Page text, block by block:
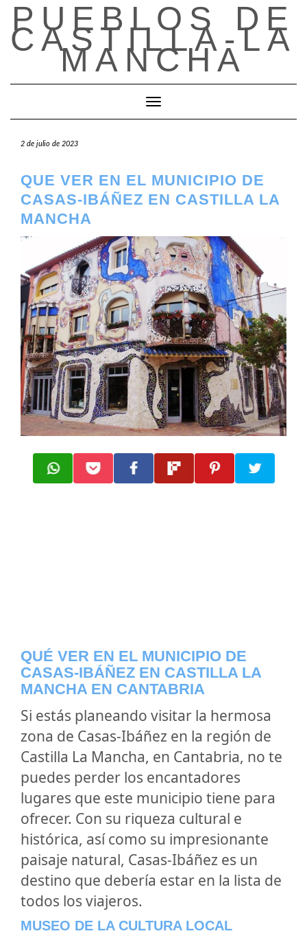
Saltar
contenido
PUEBLOS DE
CASTILLA-LA
MANCHA
Cambiar modo de navegación
2 de julio de 2023
QUE VER EN EL MUNICIPIO DE
CASAS-IBÁÑEZ EN CASTILLA LA
MANCHA
QUÉ VER EN EL MUNICIPIO DE
CASAS-IBÁÑEZ EN CASTILLA LA
MANCHA EN CANTABRIA
Si estás planeando visitar la hermosa
zona de Casas-Ibáñez en la región de
Castilla La Mancha, en Cantabria, no te
puedes perder los encantadores
lugares que este municipio tiene para
ofrecer. Con su riqueza cultural e
histórica, así como su impresionante
paisaje natural, Casas-Ibáñez es un
destino que debería estar en la lista de
todos los viajeros.
MUSEO DE LA CULTURA LOCAL